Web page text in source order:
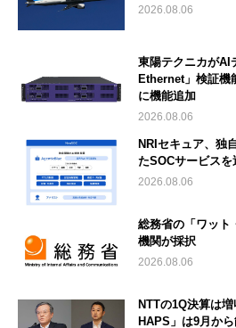
2026.08.06
東陽テクニカがAI
Ethernet」検証機
に機能追加
2026.08.06
NRIセキュア、独
たSOCサービスを
2026.08.06
総務省の「ワット
機関が採択
2026.08.06
NTTの1Q決算は
HAPS」は9月か